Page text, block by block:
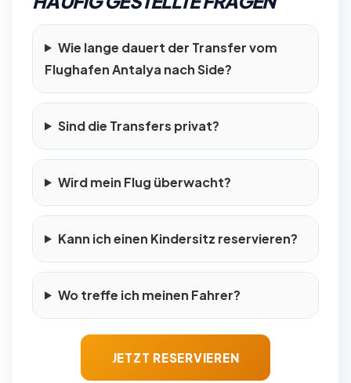
Wie lange dauert der Transfer vom
Flughafen Antalya nach Side?
Sind die Transfers privat?
Wird mein Flug überwacht?
Kann ich einen Kindersitz reservieren?
Wo treffe ich meinen Fahrer?
JETZT RESERVIEREN